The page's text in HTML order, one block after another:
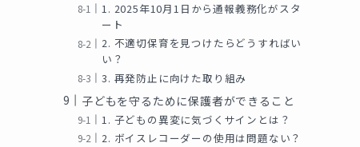
1. 2025年10月1日から通報義務化がスタ
ート
2. 不適切保育を見つけたらどうすればい
い？
3. 再発防止に向けた取り組み
子どもを守るために保護者ができること
1. 子どもの異変に気づくサインとは？
2. ボイスレコーダーの使用は問題ない？